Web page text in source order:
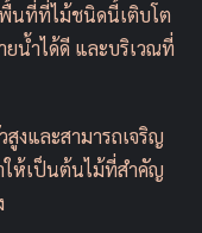
นที่ที่ไม้ชนิดนี้เติบโต
น้ำได้ดี และบริเวณที่
งและสามารถเจริญ
ให้เป็นต้นไม้ที่สำคัญ